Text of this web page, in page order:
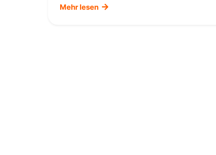
Mehr lesen